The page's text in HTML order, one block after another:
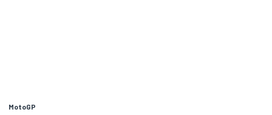
MotoGP